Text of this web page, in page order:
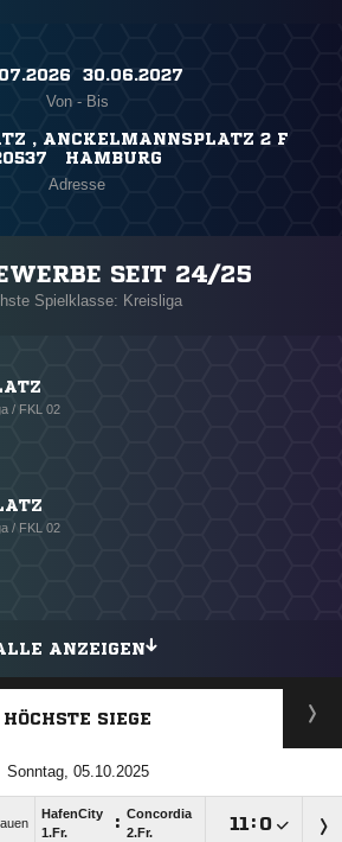
30.06.2027
Von - Bis
, ANCKELMANNSPLATZ 2 F
HAMBURG
Adresse
SEIT 24/25
Spielklasse: Kreisliga
/ FKL 02
/ FKL 02
ANZEIGEN
HÖCHSTE SIEGE
Sonntag, 05.10.2025
HafenCity
1.Fr.
: Concordia
2.Fr.
: 